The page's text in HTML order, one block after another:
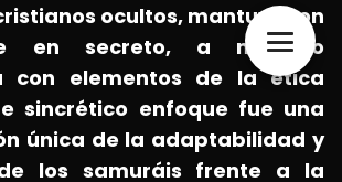
ocultos, mantuvieron
en secreto, a menudo
con elementos de la ética
sincrético enfoque fue una
única de la adaptabilidad y
los samuráis frente a la